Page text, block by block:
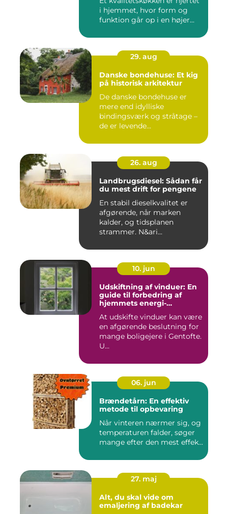
i hjemmet, hvor form og
funktion går op i en højer...
29. aug
Danske bondehuse: Et kig
på historisk arkitektur
De danske bondehuse er
mere end idylliske
bindingsværk og stråtage –
de er levende...
26. aug
Landbrugsdiesel: Sådan får
du mest drift for pengene
En stabil dieselkvalitet er
afgørende, når marken
kalder, og tidsplanen
strammer. N&ari...
10. jun
Udskiftning af vinduer: En
guide til forbedring af
hjemmets energi-
At udskifte vinduer kan være
en afgørende beslutning for
mange boligejere i Gentofte.
U...
06. jun
Brændetårn: En effektiv
metode til opbevaring
Når vinteren nærmer sig, og
temperaturen falder, søger
mange efter den mest effek...
27. maj
Alt, du skal vide om
emaljering af badekar